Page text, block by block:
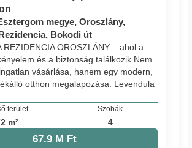
megye, Oroszlány,
Bokodi út
REZIDENCIA OROSZLÁNY – ahol a
és a biztonság találkozik Nem
vásárlása, hanem egy modern,
otthon megalapozása. Levendula
terület
m²
Szobák
4
67.9 M Ft